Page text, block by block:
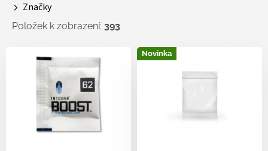
Značky
Položek k zobrazení: 393
Novinka